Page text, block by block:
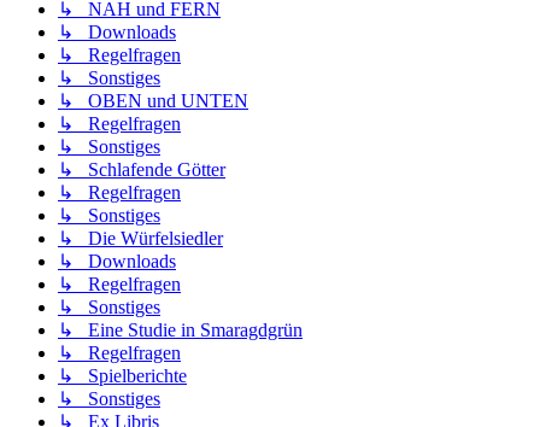
↳ NAH und FERN
↳ Downloads
↳ Regelfragen
↳ Sonstiges
↳ OBEN und UNTEN
↳ Regelfragen
↳ Sonstiges
↳ Schlafende Götter
↳ Regelfragen
↳ Sonstiges
↳ Die Würfelsiedler
↳ Downloads
↳ Regelfragen
↳ Sonstiges
↳ Eine Studie in Smaragdgrün
↳ Regelfragen
↳ Spielberichte
↳ Sonstiges
↳ Ex Libris